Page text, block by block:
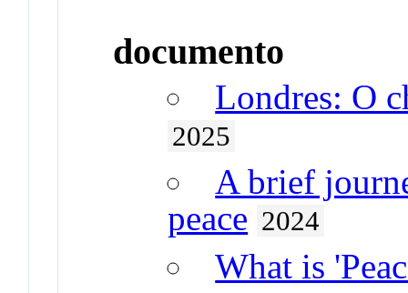
documento
Londres: O
2025
A brief
peace 2024
What is